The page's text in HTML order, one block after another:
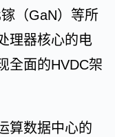
（GaN）等所
理器核心的电
全面的HVDC架
算数据中心的